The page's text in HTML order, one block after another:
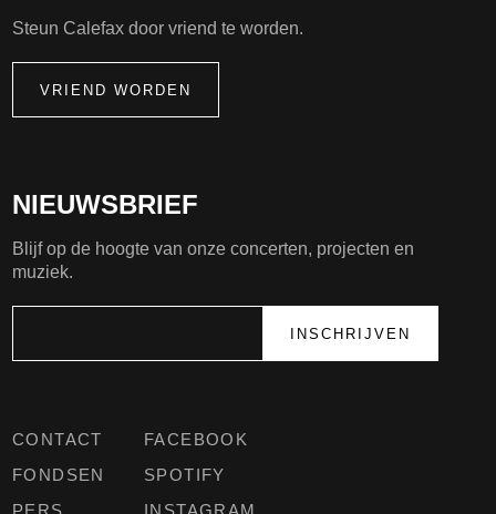
CONTACT
FONDSEN
PERS
FACEBOOK
SPOTIFY
INSTAGRAM
NIEUWSBRIEF
Blijf op de hoogte van onze concerten, projecten en
muziek.
Steun Calefax door vriend te worden.
VRIEND WORDEN